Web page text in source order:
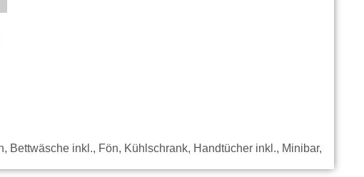
Bettwäsche inkl., Fön, Kühlschrank, Handtücher inkl., Minibar,